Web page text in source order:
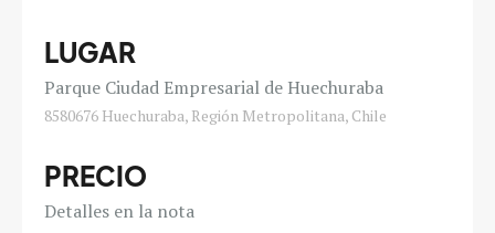
LUGAR
Parque Ciudad Empresarial de Huechuraba
8580676 Huechuraba, Región Metropolitana, Chile
PRECIO
Detalles en la nota